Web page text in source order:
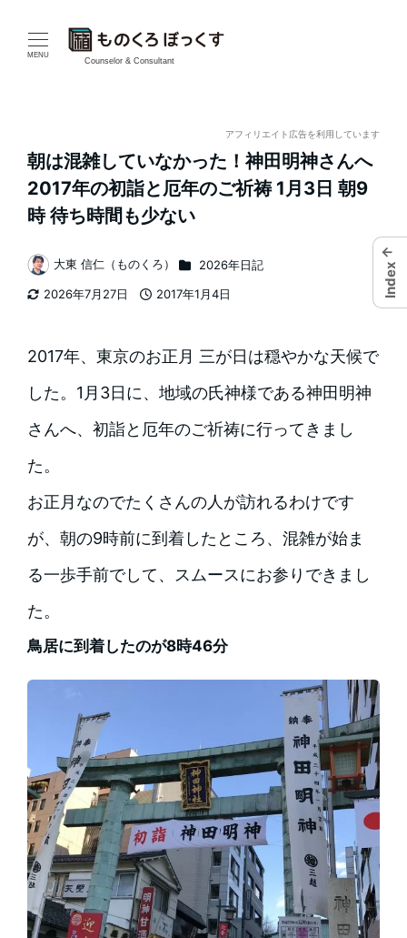
MENU
Counselor & Consultant
アフィリエイト広告を利用しています
朝は混雑していなかった！神田明神さんへ
2017年の初詣と厄年のご祈祷 1月3日 朝9
時 待ち時間も少ない
2026年7月27日
2017年1月4日
著
者
大東 信仁（ものくろ） カテゴリー
2026年日記
2017年、東京のお正月 三が日は穏やかな天候で
した。1月3日に、地域の氏神様である神田明神
さんへ、初詣と厄年のご祈祷に行ってきまし
た。
お正月なのでたくさんの人が訪れるわけです
が、朝の9時前に到着したところ、混雑が始ま
る一歩手前でして、スムースにお参りできまし
た。
鳥居に到着したのが8時46分
←
Index